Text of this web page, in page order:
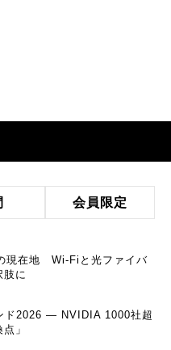
会員限定
現在地 Wi-Fiと光ファイバ
肢に
ド2026 ― NVIDIA 1000社超
」